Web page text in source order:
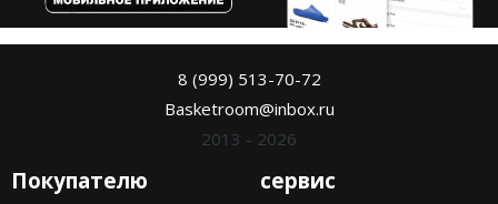
8 (999) 513-70-72
Basketroom@inbox.ru
2013 - 2026
Покупателю сервис